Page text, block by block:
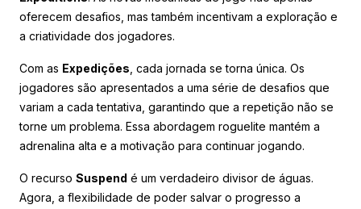
oferecem desafios, mas também incentivam a exploração e
a criatividade dos jogadores.
Com as Expedições , cada jornada se torna única. Os
jogadores são apresentados a uma série de desafios que
variam a cada tentativa, garantindo que a repetição não se
torne um problema. Essa abordagem roguelite mantém a
adrenalina alta e a motivação para continuar jogando.
O recurso Suspend é um verdadeiro divisor de águas.
Agora, a flexibilidade de poder salvar o progresso a